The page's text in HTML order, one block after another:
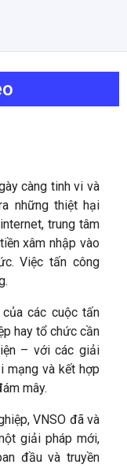
càng tinh vi và
những thiệt hại
trung tâm
xâm nhập vào
Việc tấn công
các cuộc tấn
hay tổ chức cần
– với các giải
mạng và kết hợp
mây.
VNSO đã và
giải pháp mới,
đầu và truyền